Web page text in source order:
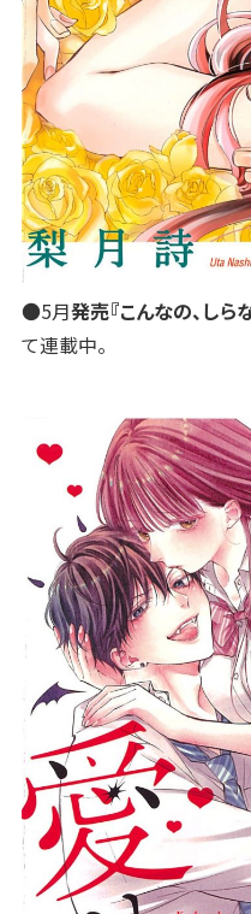
●5月発売『こんなの、し
て連載中。